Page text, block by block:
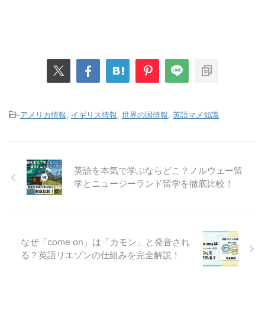
-アメリカ情報 イギリス情報 世界の国情報 英語マメ知識
英語を本気で学ぶならどこ？ノルウェー留
学とニュージーランド留学を徹底比較！
なぜ「come on」は「カモン」と発音され
る？英語リエゾンの仕組みを完全解説！